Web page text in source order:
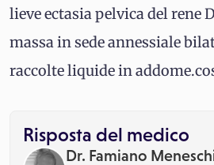
lieve ectasia pelvica del rene
massa in sede annessiale
raccolte liquide in
Risposta del medico
Dr. Famiano